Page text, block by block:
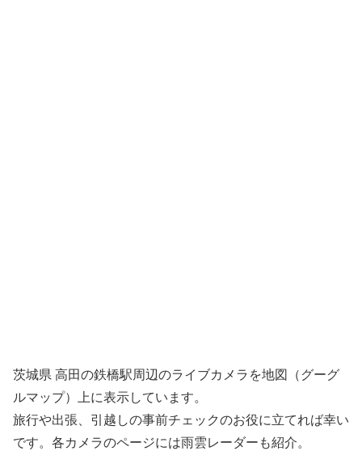
茨城県 高田の鉄橋駅周辺のライブカメラを地図（グーグ
ルマップ）上に表示しています。
旅行や出張、引越しの事前チェックのお役に立てれば幸い
です。各カメラのページには雨雲レーダーも紹介。